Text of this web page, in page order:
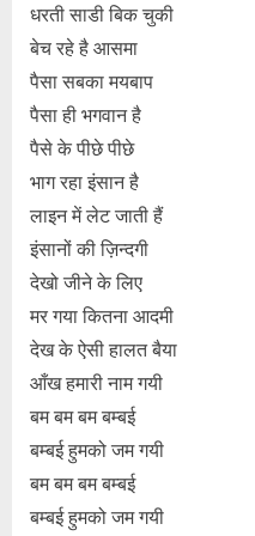
धरती साडी बिक चुकी
बेच रहे है आसमा
पैसा सबका मयबाप
पैसा ही भगवान है
पैसे के पीछे पीछे
भाग रहा इंसान है
लाइन में लेट जाती हैं
इंसानों की ज़िन्दगी
देखो जीने के लिए
मर गया कितना आदमी
देख के ऐसी हालत बैया
आँख हमारी नाम गयी
बम बम बम बम्बई
बम्बई हुमको जम गयी
बम बम बम बम्बई
बम्बई हुमको जम गयी